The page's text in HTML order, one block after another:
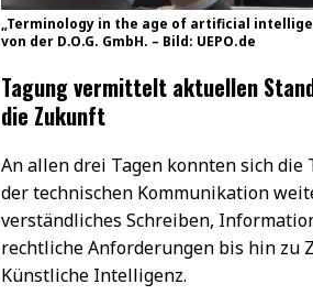
„Terminology in the age of artificial
von der D.O.G. GmbH. – Bild: UEPO.de
Tagung vermittelt aktuellen
die Zukunft
An allen drei Tagen konnten sich
der technischen Kommunikation
verständliches Schreiben,
rechtliche Anforderungen bis hin
Künstliche Intelligenz.